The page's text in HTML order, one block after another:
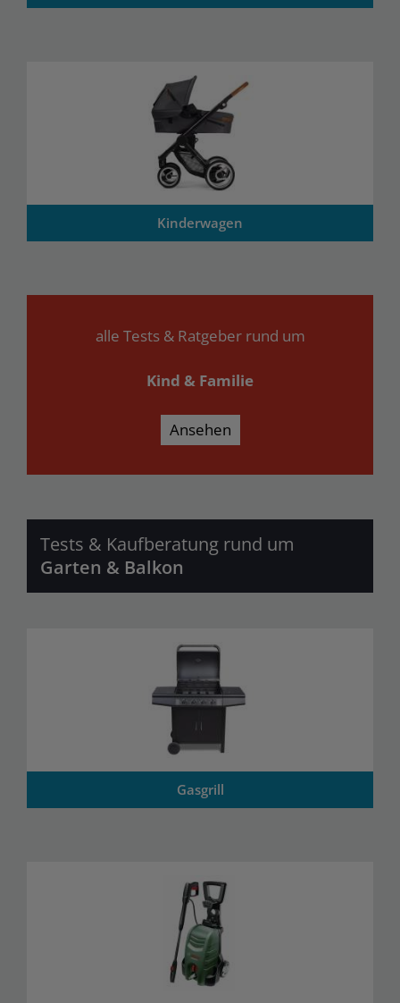
Kinderwagen
alle Tests & Ratgeber rund um
Kind & Familie
Ansehen
Tests & Kaufberatung rund um
Garten & Balkon
Gasgrill